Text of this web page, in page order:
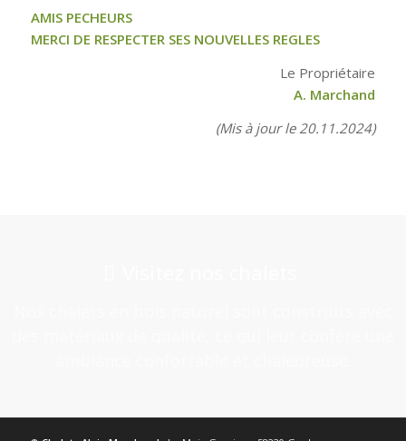
AMIS PECHEURS
MERCI DE RESPECTER SES NOUVELLES REGLES
Le Propriétaire
A. Marchand
(Mis à jour le 20.11.2024)